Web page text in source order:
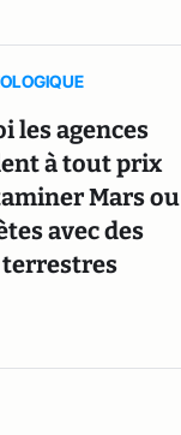
les agences
à tout prix
Mars ou
avec des
terrestres